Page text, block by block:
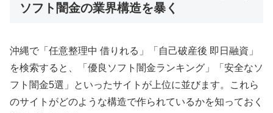
ソフト闇金の業界構造を暴く
沖縄で「任意整理中 借りれる」「自己破産後 即日融資」
を検索すると、「優良ソフト闇金ランキング」「安全なソ
フト闇金5選」といったサイトが上位に並びます。これら
のサイトがどのような構造で作られているかを知っておく